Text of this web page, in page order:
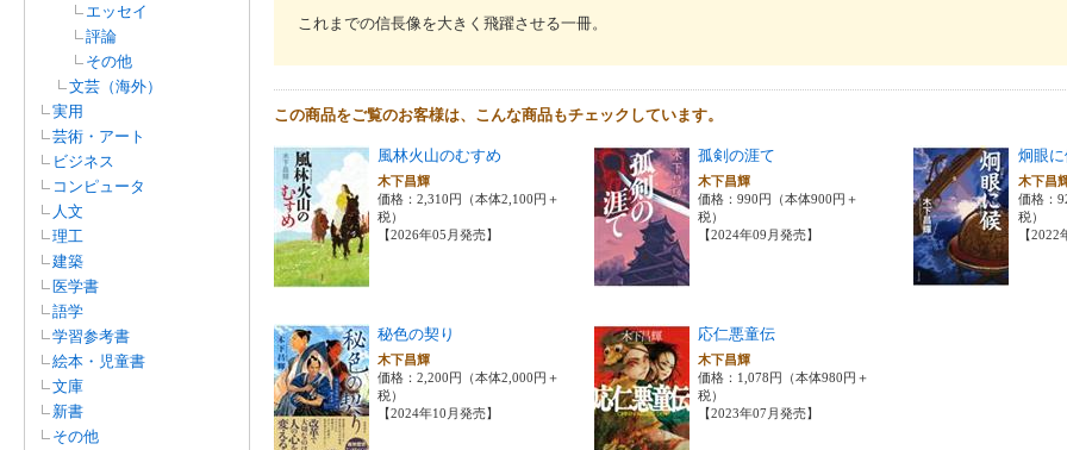
エッセイ
評論
その他
文芸（海外）
実用
芸術・アート
ビジネス
コンピュータ
人文
理工
建築
医学書
語学
学習参考書
絵本・児童書
文庫
新書
その他
これまでの信長像を大きく飛躍させる一冊。
この商品をご覧のお客様は、こんな商品もチェックしています。
風林火山のむすめ
木下昌輝
価格：2,310円（本体2,100円＋
税）
【2026年05月発売】
孤剣の涯て
木下昌輝
価格：990円（本体900円＋
税）
【2024年09月発売】
炯眼に
木下昌
価格：
税）
【2022
秘色の契り
木下昌輝
価格：2,200円（本体2,000円＋
税）
【2024年10月発売】
応仁悪童伝
木下昌輝
価格：1,078円（本体980円＋
税）
【2023年07月発売】